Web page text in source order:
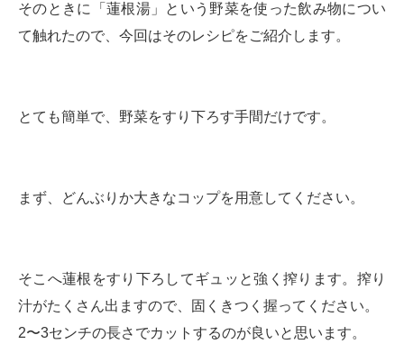
そのときに「蓮根湯」という野菜を使った飲み物につい
て触れたので、今回はそのレシピをご紹介します。
とても簡単で、野菜をすり下ろす手間だけです。
まず、どんぶりか大きなコップを用意してください。
そこへ蓮根をすり下ろしてギュッと強く搾ります。搾り
汁がたくさん出ますので、固くきつく握ってください。
2〜3センチの長さでカットするのが良いと思います。